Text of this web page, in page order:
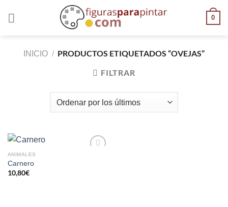
0
INICIO / PRODUCTOS ETIQUETADOS “OVEJAS”
FILTRAR
ANIMALES
Carnero
10,80€